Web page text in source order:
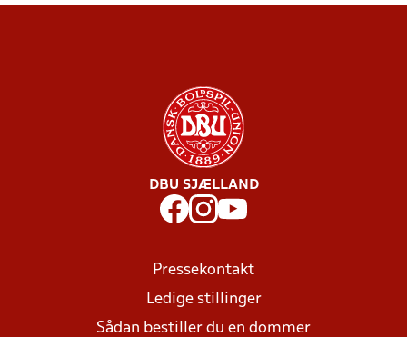
DBU SJÆLLAND
Pressekontakt
Ledige stillinger
Sådan bestiller du en dommer